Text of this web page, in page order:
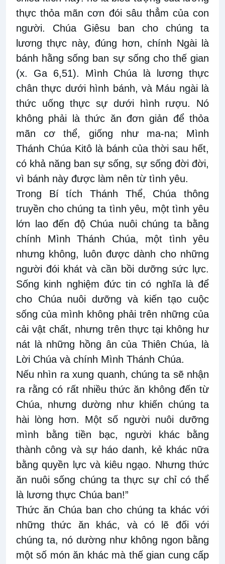
thực thỏa mãn cơn đói sâu thẳm của con
người. Chúa Giêsu ban cho chúng ta
lương thực này, đúng hơn, chính Ngài là
bánh hằng sống ban sự sống cho thế gian
(x. Ga 6,51). Mình Chúa là lương thực
chân thực dưới hình bánh, và Máu ngài là
thức uống thực sự dưới hình rượu. Nó
không phải là thức ăn đơn giản để thỏa
mãn cơ thể, giống như ma-na; Mình
Thánh Chúa Kitô là bánh của thời sau hết,
có khả năng ban sự sống, sự sống đời đời,
vì bánh này được làm nên từ tình yêu.
Trong Bí tích Thánh Thể, Chúa thông
truyền cho chúng ta tình yêu, một tình yêu
lớn lao đến độ Chúa nuôi chúng ta bằng
chính Mình Thánh Chúa, một tình yêu
nhưng không, luôn được dành cho những
người đói khát và cần bồi dưỡng sức lực.
Sống kinh nghiệm đức tin có nghĩa là để
cho Chúa nuôi dưỡng và kiến tạo cuộc
sống của mình không phải trên những của
cải vật chất, nhưng trên thực tại không hư
nát là những hồng ân của Thiên Chúa, là
Lời Chúa và chính Mình Thánh Chúa.
Nếu nhìn ra xung quanh, chúng ta sẽ nhận
ra rằng có rất nhiều thức ăn không đến từ
Chúa, nhưng dường như khiến chúng ta
hài lòng hơn. Một số người nuôi dưỡng
mình bằng tiền bạc, người khác bằng
thành công và sự háo danh, kẻ khác nữa
bằng quyền lực và kiêu ngạo. Nhưng thức
ăn nuôi sống chúng ta thực sự chỉ có thể
là lương thực Chúa ban!”
Thức ăn Chúa ban cho chúng ta khác với
những thức ăn khác, và có lẽ đối với
chúng ta, nó dường như không ngon bằng
một số món ăn khác mà thế gian cung cấp